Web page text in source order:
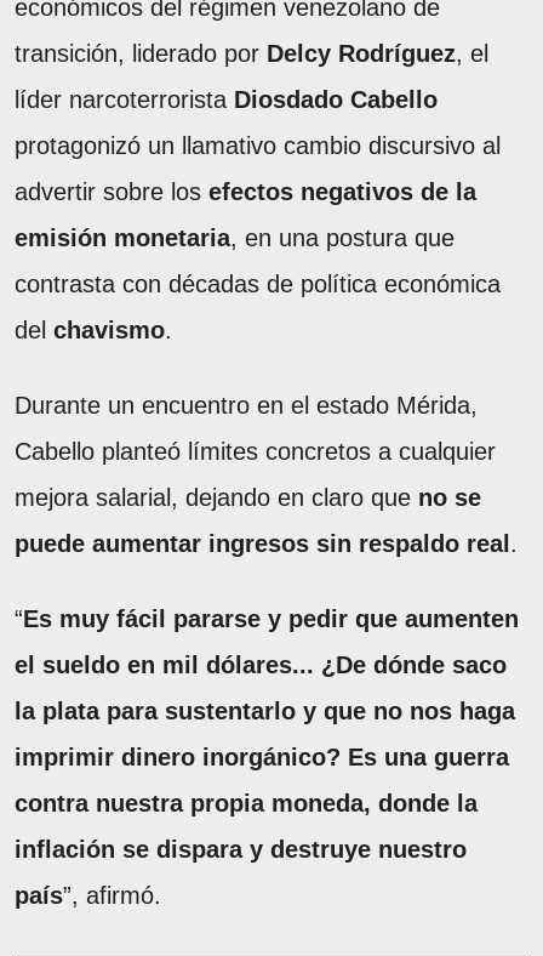
económicos del régimen venezolano de
transición, liderado por Delcy Rodríguez, el
líder narcoterrorista Diosdado Cabello
protagonizó un llamativo cambio discursivo al
advertir sobre los efectos negativos de la
emisión monetaria, en una postura que
contrasta con décadas de política económica
del chavismo.
Durante un encuentro en el estado Mérida,
Cabello planteó límites concretos a cualquier
mejora salarial, dejando en claro que no se
puede aumentar ingresos sin respaldo real .
“Es muy fácil pararse y pedir que aumenten
el sueldo en mil dólares... ¿De dónde saco
la plata para sustentarlo y que no nos haga
imprimir dinero inorgánico? Es una guerra
contra nuestra propia moneda, donde la
inflación se dispara y destruye nuestro
país”, afirmó.